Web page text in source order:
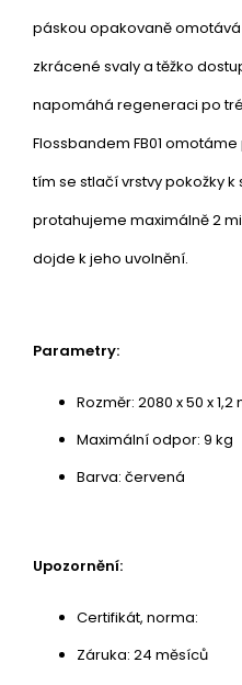
páskou opakovaně
zkrácené svaly a těžko
napomáhá regeneraci po
Flossbandem FB01
tím se stlačí vrstvy pokožky
protahujeme maximálně 2
dojde k jeho uvolnění.
Parametry:
Rozměr: 2080 x 50 x 1,2
Maximální odpor: 9 kg
Barva: červená
Upozornění:
Certifikát, norma:
Záruka: 24 měsíců